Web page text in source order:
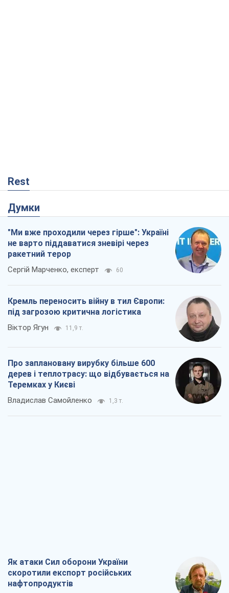
Rest
Думки
"Ми вже проходили через гірше": Україні
не варто піддаватися зневірі через
ракетний терор
Сергій Марченко, експерт 60
Кремль переносить війну в тил Європи:
під загрозою критична логістика
Віктор Ягун 11,9 т.
Про заплановану вирубку більше 600
дерев і теплотрасу: що відбувається на
Теремках у Києві
Владислав Самойленко 1,3 т.
Як атаки Сил оборони України
скоротили експорт російських
нафтопродуктів